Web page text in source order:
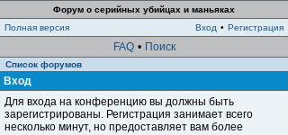
Форум о серийных убийцах и маньяках
Полная версия
Вход • Регистрация
FAQ • Поиск
Список форумов
Вход
Для входа на конференцию вы должны быть
зарегистрированы. Регистрация занимает всего
несколько минут, но предоставляет вам более